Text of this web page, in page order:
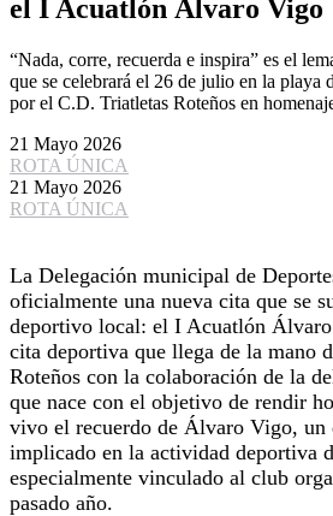
el I Acuatlón Álvaro Vigo
“Nada, corre, recuerda e inspira” es el
que se celebrará el 26 de julio en la playa
por el C.D. Triatletas Roteños en
21 Mayo 2026
ROTA ÚNICA
21 Mayo 2026
ROTA ÚNICA
La Delegación municipal de
oficialmente una nueva cita que se
deportivo local: el I Acuatlón
cita deportiva que llega de la mano
Roteños con la colaboración de la
que nace con el objetivo de rendir
vivo el recuerdo de Álvaro Vigo, un
implicado en la actividad deportiva
especialmente vinculado al club
pasado año.